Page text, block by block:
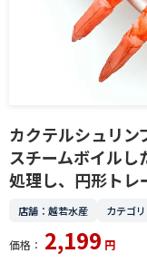
カクテルシュリン
スチームボイルし
処理し、円形トレ
店舗：越若水産 カテゴ
価格： 2,199 円